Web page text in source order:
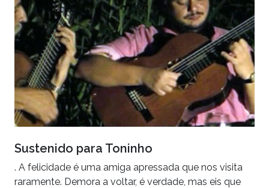
Sustenido para Toninho
. A felicidade é uma amiga apressada que nos visita
raramente. Demora a voltar, é verdade, mas eis que